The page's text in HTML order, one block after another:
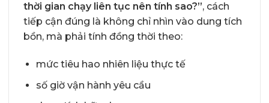
thời gian chạy liên tục nên tính sao?”, cách
tiếp cận đúng là không chỉ nhìn vào dung tích
bồn, mà phải tính đồng thời theo:
mức tiêu hao nhiên liệu thực tế
số giờ vận hành yêu cầu